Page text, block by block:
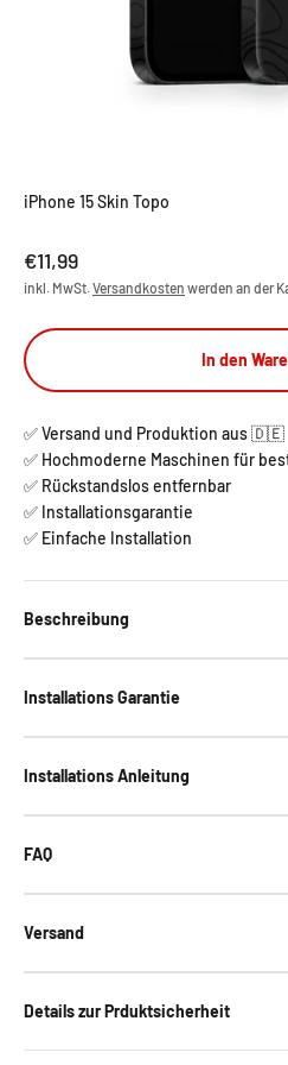
iPhone 15 Skin Topo
Angebot
€11,99
inkl. MwSt.Versandkosten werden an der
In den
✅ Versand und Produktion aus 🇩🇪
✅ Hochmoderne Maschinen für
✅ Rückstandslos entfernbar
✅ Installationsgarantie
✅ Einfache Installation
Beschreibung
Installations Garantie
Installations Anleitung
FAQ
Versand
Details zur Prduktsicherheit